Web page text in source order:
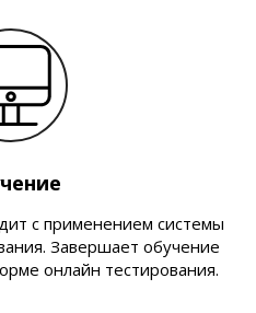
с применением системы
Завершает обучение
онлайн тестирования.